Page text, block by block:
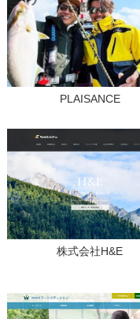
PLAISANCE
株式会社H&E